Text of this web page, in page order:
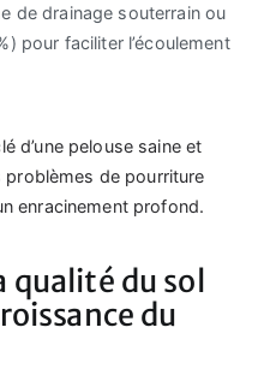
de drainage souterrain ou
pour faciliter l’écoulement
d’une pelouse saine et
de pourriture
enracinement profond.
qualité du sol
du